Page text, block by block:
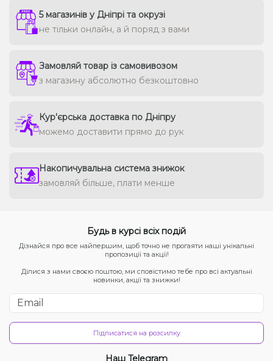
5 магазинів у Дніпрі та окрузі
не тільки онлайн, а й поряд з вами
Замовляй товар із самовивозом
з магазину абсолютно безкоштовно
Кур'єрська доставка по Дніпру
можемо доставити прямо до рук
Накопичувальна система знижок
замовляй більше, плати менше
Будь в курсі всіх подій
Дізнайся про все найпершим, щоб точно не прогаяти наші унікальні
пропозиції та акції!
Ділися з нами своєю поштою, ми сповістимо тебе про всі актуальні
новинки, акції та знижки!
Підписатися на розсилку
Наш Telegram